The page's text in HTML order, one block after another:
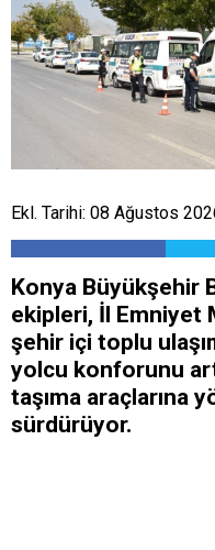
Ekl. Tarihi: 08 Ağustos
Konya Büyükşehir
ekipleri, İl Emniyet
şehir içi toplu
yolcu konforunu
taşıma araçlarına
sürdürüyor.